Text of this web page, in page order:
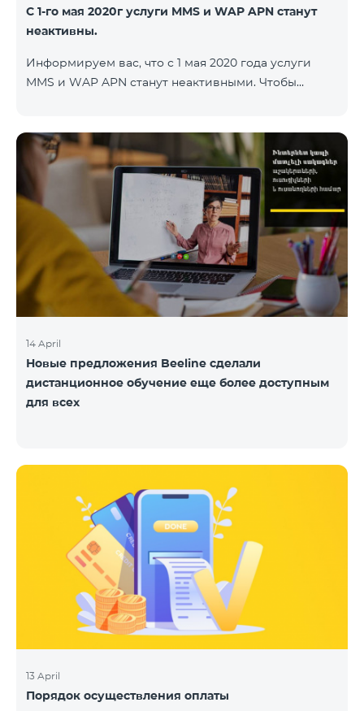
С 1-го мая 2020г услуги MMS и WAP APN станут
неактивны.
Информируем вас, что с 1 мая 2020 года услуги
MMS и WAP APN станут неактивными. Чтобы
internet.beeline.am и удалить поля Port, Proxy,
Password. Подробности: 0611
14 April
Новые предложения Beeline сделали
дистанционное обучение еще более доступным
для всех
13 April
Порядок осуществления оплаты